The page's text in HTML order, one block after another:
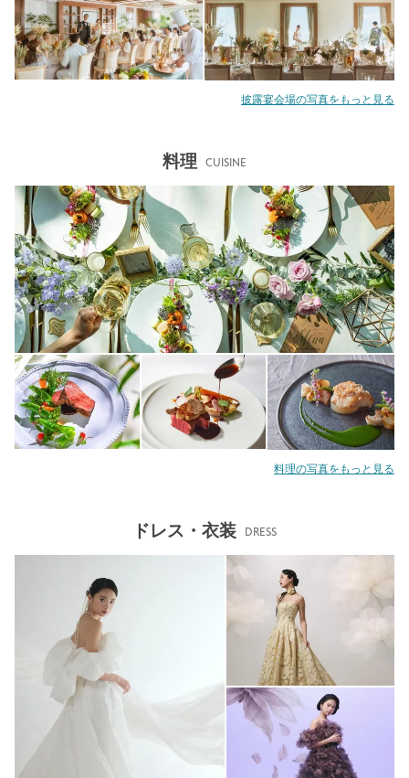
披露宴会場の写真をもっと見る
料理 CUISINE
料理の写真をもっと見る
ドレス・衣装 DRESS